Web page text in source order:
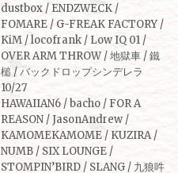
dustbox / ENDZWECK /
FOMARE / G-FREAK FACTORY /
KiM / locofrank / Low IQ 01 /
OVER ARM THROW / 地獄車 / 鐵
槌 / バックドロップシンデレラ
10/27
HAWAIIAN6 / bacho / FOR A
REASON / JasonAndrew /
KAMOMEKAMOME / KUZIRA /
NUMB / SIX LOUNGE /
STOMPIN’BIRD / SLANG / 九狼吽